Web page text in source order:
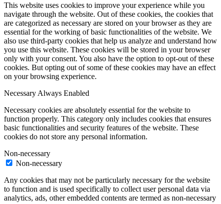
This website uses cookies to improve your experience while you
navigate through the website. Out of these cookies, the cookies that
are categorized as necessary are stored on your browser as they are
essential for the working of basic functionalities of the website. We
also use third-party cookies that help us analyze and understand how
you use this website. These cookies will be stored in your browser
only with your consent. You also have the option to opt-out of these
cookies. But opting out of some of these cookies may have an effect
on your browsing experience.
Necessary Always Enabled
Necessary cookies are absolutely essential for the website to
function properly. This category only includes cookies that ensures
basic functionalities and security features of the website. These
cookies do not store any personal information.
Non-necessary
Non-necessary
Any cookies that may not be particularly necessary for the website
to function and is used specifically to collect user personal data via
analytics, ads, other embedded contents are termed as non-necessary